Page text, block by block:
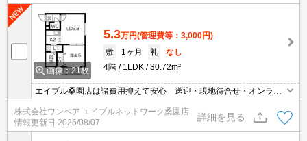
画像：21枚
5.3万円(管理費等：3,000円)
敷
1ヶ月 礼
なし
4階
1LDK 30.72m²
エイブル桑園店は諸費用抑えて安心 送迎・現地待合せ・オンライ
株式会社ワンペア エイブルネットワーク桑園店
情報更新日 2026/08/07
詳細を見る